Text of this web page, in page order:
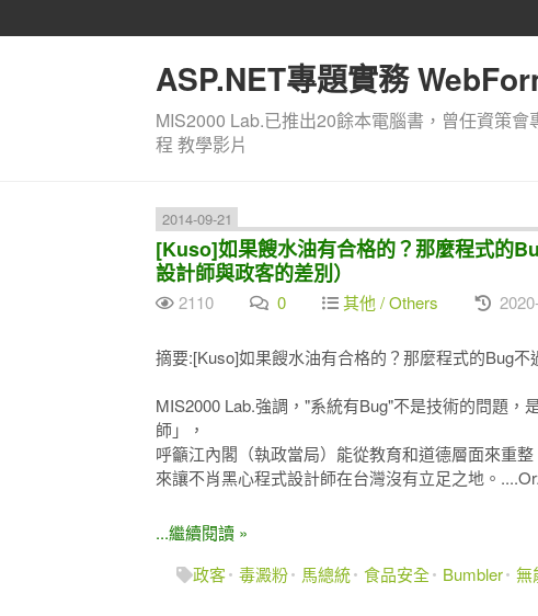
ASP.NET專題實務
MIS2000 Lab.已推出20餘本電腦書，曾任資策
程 教學影片
2014-09-21
[Kuso]如果餿水油有合格的？那麼程式的
設計師與政客的差別）
2110 0 其他 / Others
摘要:[Kuso]如果餿水油有合格的？那麼程式的Bug
MIS2000 Lab.強調，"系統有Bug"不是技術的問題
師」，
呼籲江內閣（執政當局）能從教育和道德層面來重
來讓不肖黑心程式設計師在台灣沒有立足之地。
...繼續閱讀 »
政客 毒澱粉 馬總統 食品安全 Bumbler 無